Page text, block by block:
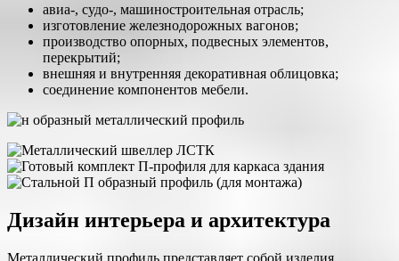
авиа-, судо-, машиностроительная отрасль;
изготовление железнодорожных вагонов;
производство опорных, подвесных элементов,
перекрытий;
внешняя и внутренняя декоративная облицовка;
соединение компонентов мебели.
Дизайн интерьера и архитектура
Металлический профиль представляет собой изделия